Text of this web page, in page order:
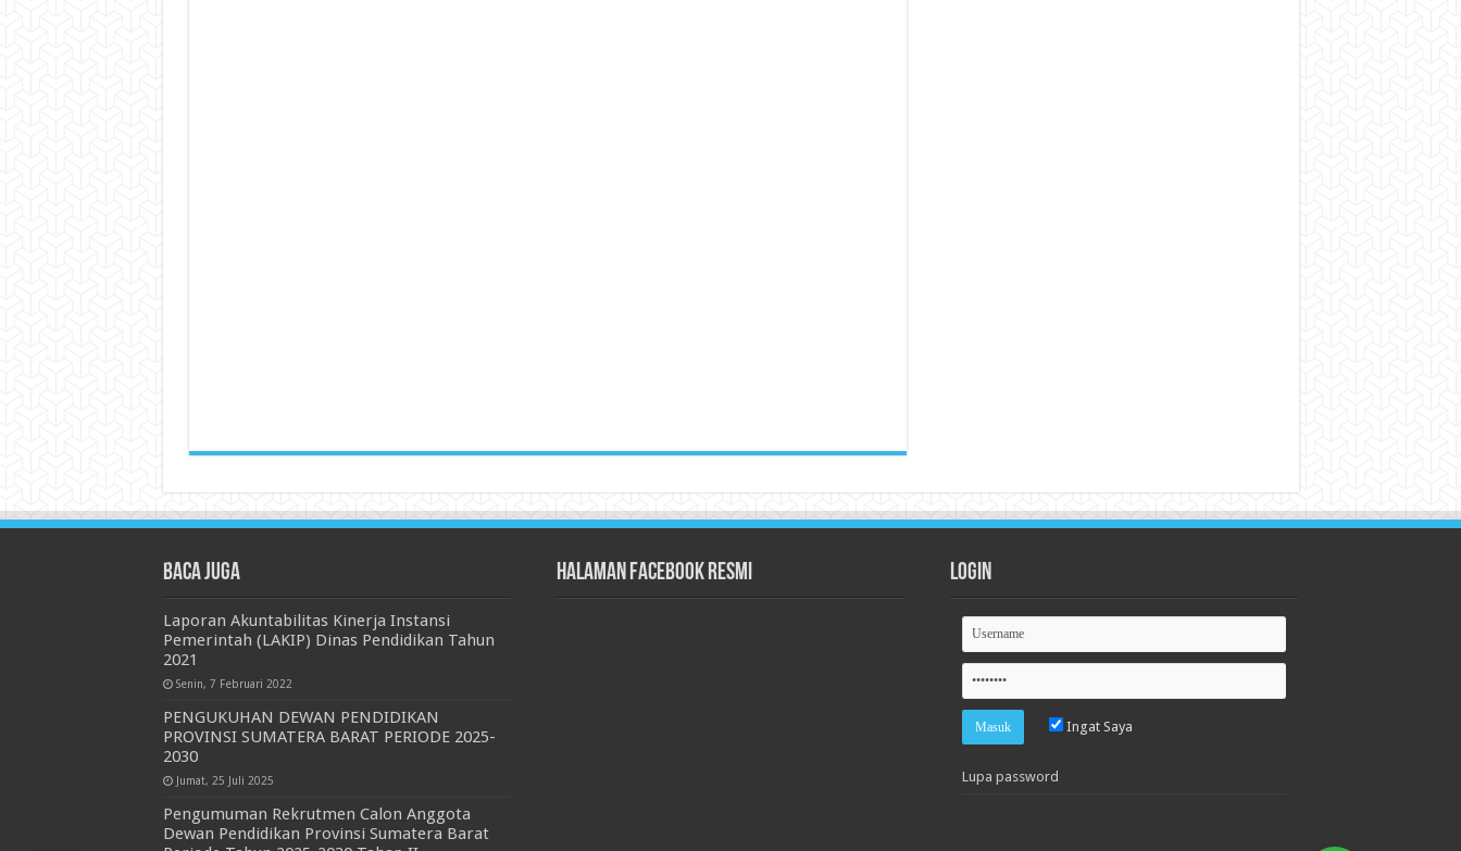
Baca juga
Laporan Akuntabilitas Kinerja Instansi
Pemerintah (LAKIP) Dinas Pendidikan Tahun
2021
Senin, 7 Februari 2022
PENGUKUHAN DEWAN PENDIDIKAN
PROVINSI SUMATERA BARAT PERIODE 2025-
2030
Jumat, 25 Juli 2025
Pengumuman Rekrutmen Calon Anggota
Dewan Pendidikan Provinsi Sumatera Barat
Halaman Facebook Resmi Login
Ingat Saya
Lupa password